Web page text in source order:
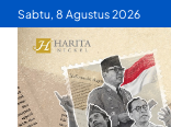
Skip
content
Sabtu, 8 Agustus 2026